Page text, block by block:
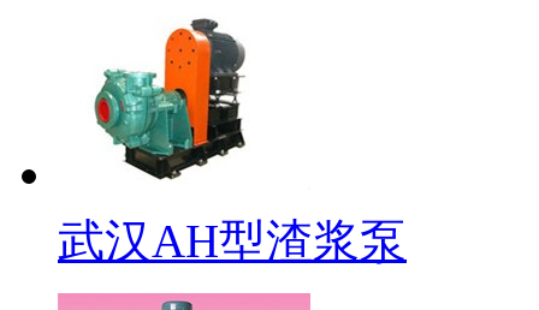
武汉AH型渣浆泵